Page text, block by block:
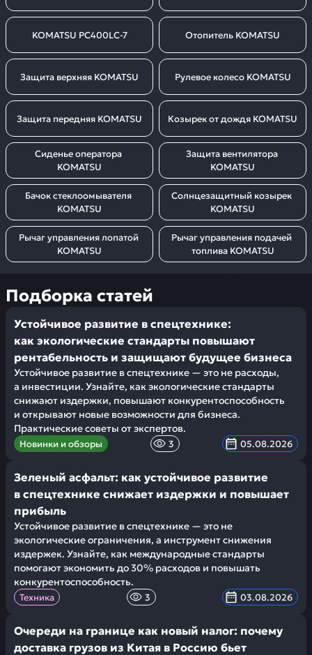
KOMATSU PC400LC-7 Отопитель KOMATSU
Защита верхняя KOMATSU Рулевое колесо KOMATSU
Защита передняя KOMATSU Козырек от дождя KOMATSU
Сиденье оператора
KOMATSU
Защита вентилятора
KOMATSU
Бачок стеклоомывателя
KOMATSU
Солнцезащитный козырек
KOMATSU
Рычаг управления лопатой
KOMATSU
Рычаг управления подачей
топлива KOMATSU
Подборка статей
Устойчивое развитие в спецтехнике:
как экологические стандарты повышают
рентабельность и защищают будущее бизнеса
Устойчивое развитие в спецтехнике — это не расходы,
а инвестиции. Узнайте, как экологические стандарты
снижают издержки, повышают конкурентоспособность
и открывают новые возможности для бизнеса.
Практические советы от экспертов.
Новинки и обзоры 3 05.08.2026
Зеленый асфальт: как устойчивое развитие
в спецтехнике снижает издержки и повышает
прибыль
Устойчивое развитие в спецтехнике — это не
экологические ограничения, а инструмент снижения
издержек. Узнайте, как международные стандарты
помогают экономить до 30% расходов и повышать
конкурентоспособность.
Техника 3 03.08.2026
Очереди на границе как новый налог: почему
доставка грузов из Китая в Россию бьет